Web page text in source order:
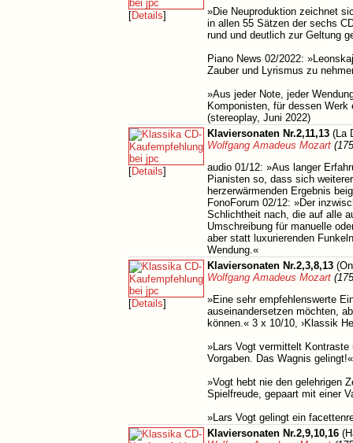
[Details]
»Die Neuproduktion zeichnet
in allen 55 Sätzen der sechs
rund und deutlich zur Geltung
Piano News 02/2022:
Zauber und Lyrismus zu
»Aus jeder Note, jeder
Komponisten, für dessen
(stereoplay, Juni 2022)
[Details]
Klaviersonaten Nr.2,11,13 (La
Wolfgang Amadeus Mozart
audio 01/12: »Aus langer
Pianisten so, dass sich
herzerwärmenden Ergebnis
FonoForum 02/12: »Der
Schlichtheit nach, die auf alle
Umschreibung für manuelle
aber statt luxurierenden
Wendung.«
[Details]
Klaviersonaten Nr.2,3,8,13
Wolfgang Amadeus Mozart
»Eine sehr empfehlenswerte
auseinandersetzen möchten,
können.« 3 x 10/10, ›Klassik
»Lars Vogt vermittelt
Vorgaben. Das Wagnis
»Vogt hebt nie den gelehrigen
Spielfreude, gepaart mit einer
»Lars Vogt gelingt ein
Klaviersonaten Nr.2,9,10,16